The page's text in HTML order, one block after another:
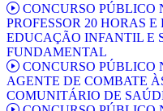
CONCURSO PÚBLICO
PROFESSOR 20 HORAS E
EDUCAÇÃO INFANTIL E
FUNDAMENTAL
CONCURSO PÚBLICO
AGENTE DE COMBATE
COMUNITÁRIO DE